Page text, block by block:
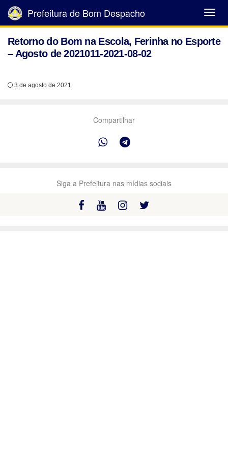
Abrir
Menu
Prefeitura de Bom Despacho
Retorno do Bom na Escola, Ferinha no Esporte
– Agosto de 2021011-2021-08-02
3 de agosto de 2021
Compartilhar
Siga a Prefeitura nas mídias sociais